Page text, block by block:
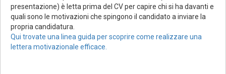
presentazione) è letta prima del CV per capire chi si ha davanti e
quali sono le motivazioni che spingono il candidato a inviare la
propria candidatura.
Qui trovate una linea guida per scoprire come realizzare una
lettera motivazionale efficace.